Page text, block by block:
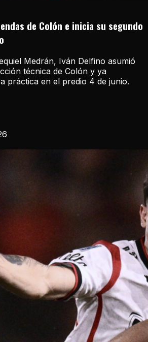
de Colón e inicia su segundo
Medrán, Iván Delfino asumió
técnica de Colón y ya
práctica en el predio 4 de junio.